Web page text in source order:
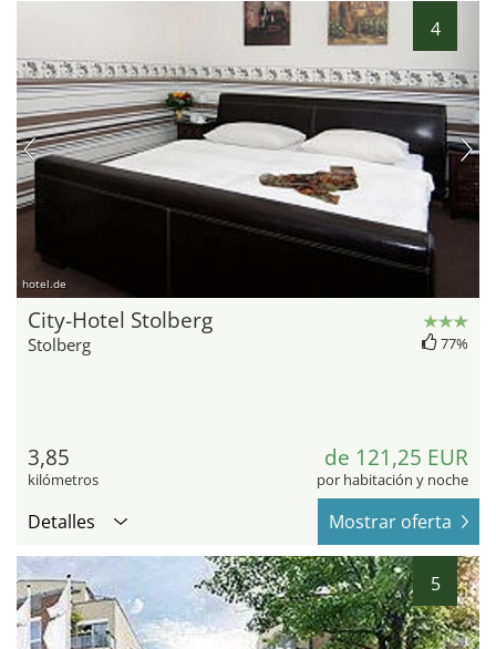
4
hotel.de
City-Hotel Stolberg
Stolberg 77%
3,85
kilómetros
de 121,25 EUR
por habitación y noche
Detalles Mostrar oferta
5